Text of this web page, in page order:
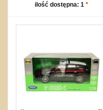
ilość dostępna: 1 *